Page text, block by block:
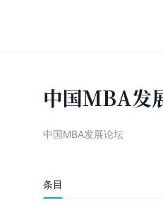
中国MBA发
中国MBA发展论坛
条目